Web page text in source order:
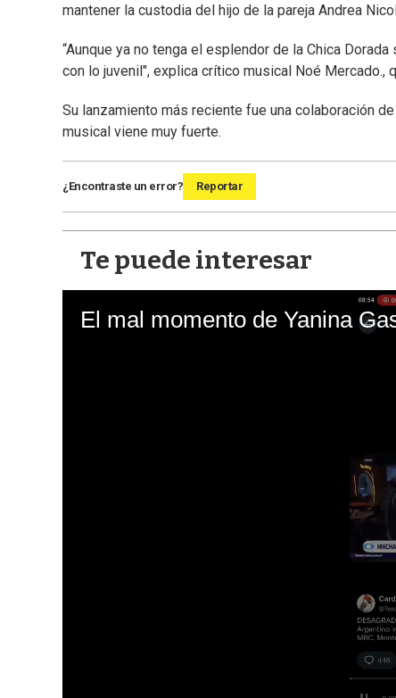
mantener la custodia del hijo de la pareja Andrea
“Aunque ya no tenga el esplendor de la Chica
con lo juvenil", explica crítico musical Noé Mercado.,
Su lanzamiento más reciente fue una colaboración
musical viene muy fuerte.
¿Encontraste un error? Reportar
Te puede interesar